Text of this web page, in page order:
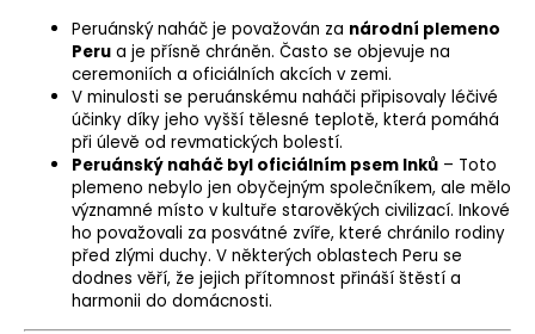
Peruánský naháč je považován za národní plemeno
Peru a je přísně chráněn. Často se objevuje na
ceremoniích a oficiálních akcích v zemi.
V minulosti se peruánskému naháči připisovaly léčivé
účinky díky jeho vyšší tělesné teplotě, která pomáhá
při úlevě od revmatických bolestí.
Peruánský naháč byl oficiálním psem Inků – Toto
plemeno nebylo jen obyčejným společníkem, ale mělo
významné místo v kultuře starověkých civilizací. Inkové
ho považovali za posvátné zvíře, které chránilo rodiny
před zlými duchy. V některých oblastech Peru se
dodnes věří, že jejich přítomnost přináší štěstí a
harmonii do domácnosti.